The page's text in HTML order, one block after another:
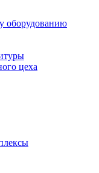
оборудованию
цеха